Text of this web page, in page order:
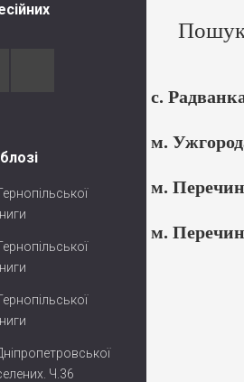
Ч.36
Пошук
с.
м.
м. Перечин
м. Перечин